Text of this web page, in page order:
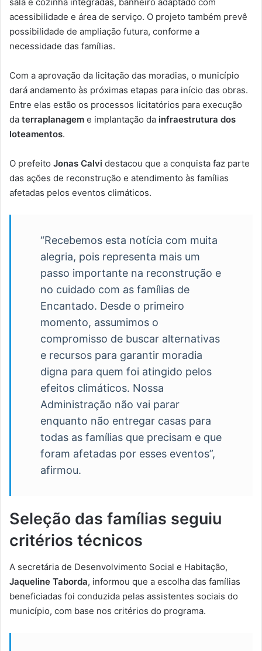
sala e cozinha integradas, banheiro adaptado com
acessibilidade e área de serviço. O projeto também prevê
possibilidade de ampliação futura, conforme a
necessidade das famílias.
Com a aprovação da licitação das moradias, o município
dará andamento às próximas etapas para início das obras.
Entre elas estão os processos licitatórios para execução
da terraplanagem e implantação da infraestrutura dos
loteamentos.
O prefeito Jonas Calvi destacou que a conquista faz parte
das ações de reconstrução e atendimento às famílias
afetadas pelos eventos climáticos.
“Recebemos esta notícia com muita
alegria, pois representa mais um
passo importante na reconstrução e
no cuidado com as famílias de
Encantado. Desde o primeiro
momento, assumimos o
compromisso de buscar alternativas
e recursos para garantir moradia
digna para quem foi atingido pelos
efeitos climáticos. Nossa
Administração não vai parar
enquanto não entregar casas para
todas as famílias que precisam e que
foram afetadas por esses eventos”,
afirmou.
Seleção das famílias seguiu
critérios técnicos
A secretária de Desenvolvimento Social e Habitação,
Jaqueline Taborda, informou que a escolha das famílias
beneficiadas foi conduzida pelas assistentes sociais do
município, com base nos critérios do programa.